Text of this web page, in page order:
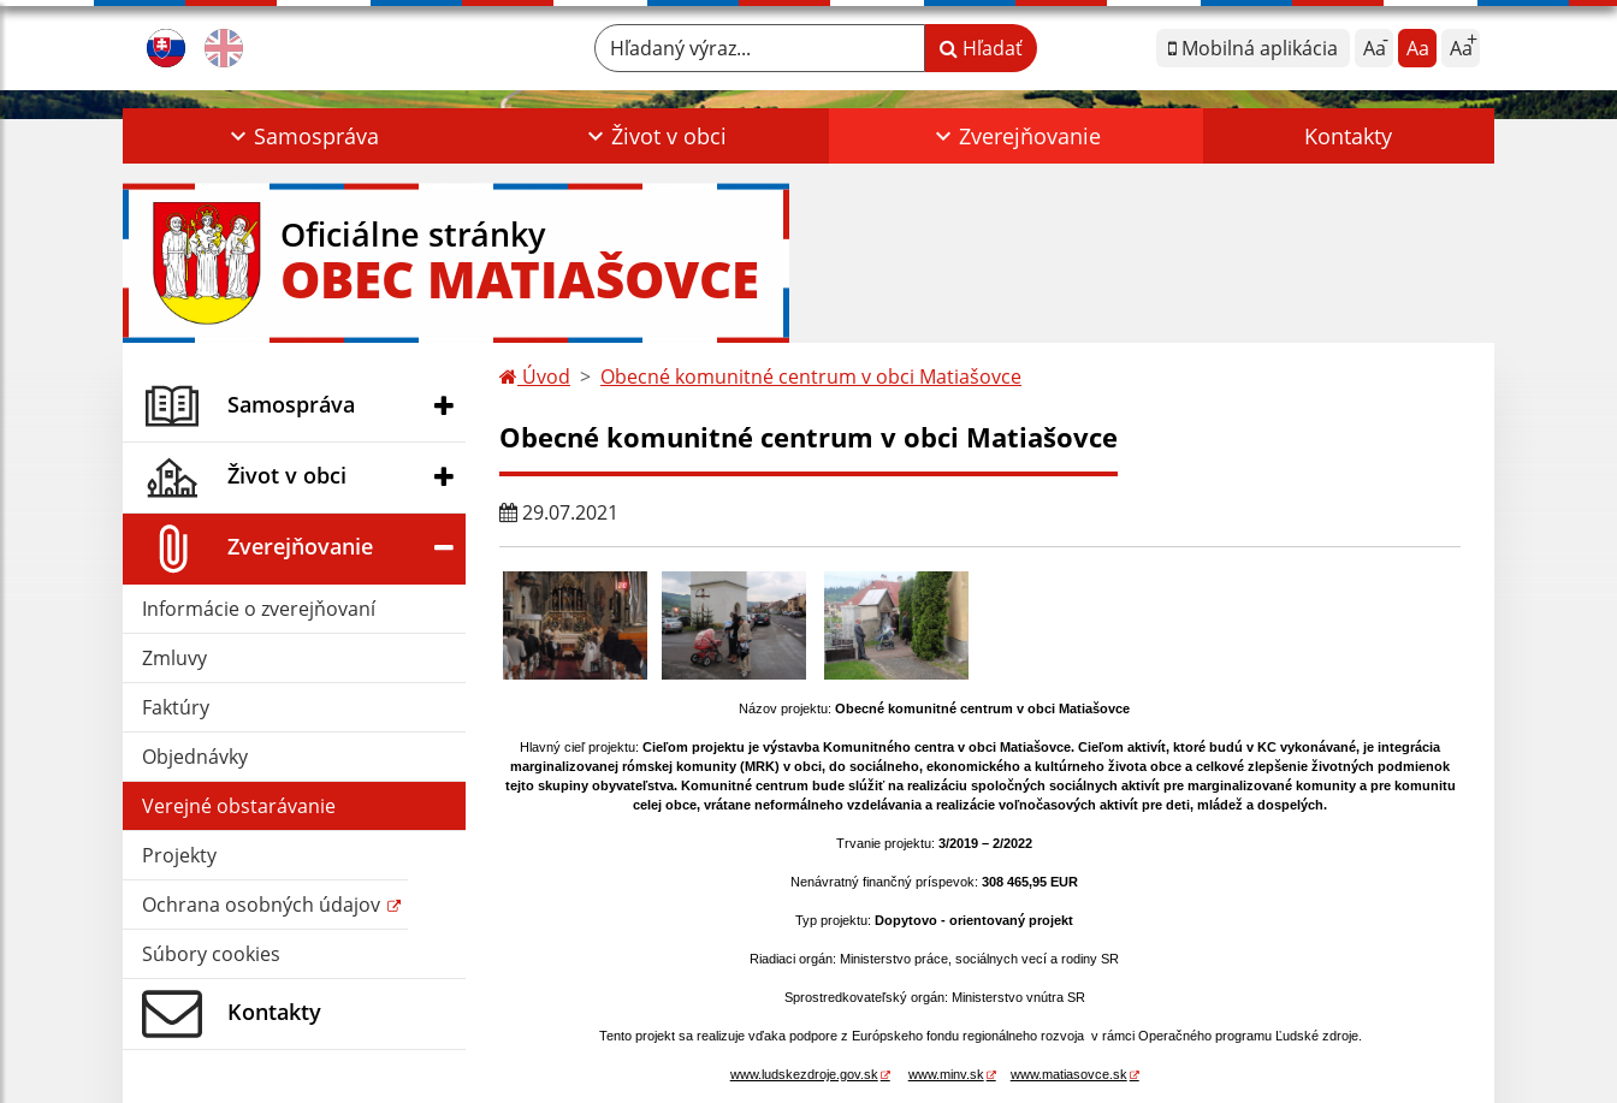
Mobilná aplikácia Aa Aa Aa
Hľadaný výraz... Hľadať
Samospráva Život v obci Zverejňovanie Kontakty
Oficiálne stránky
OBEC MATIAŠOVCE
Samospráva
Život v obci
Zverejňovanie
Informácie o zverejňovaní
Zmluvy
Faktúry
Objednávky
Verejné obstarávanie
Projekty
Ochrana osobných údajov
Súbory cookies
Kontakty
Úvod Obecné komunitné centrum v obci Matiašovce
Obecné komunitné centrum v obci Matiašovce
29.07.2021
Názov projektu: Obecné komunitné centrum v obci Matiašovce
Hlavný cieľ projektu: Cieľom projektu je výstavba Komunitného centra v obci Matiašovce. Cieľom aktivít, ktoré budú v KC vykonávané, je integrácia
marginalizovanej rómskej komunity (MRK) v obci, do sociálneho, ekonomického a kultúrneho života obce a celkové zlepšenie životných podmienok
tejto skupiny obyvateľstva. Komunitné centrum bude slúžiť na realizáciu spoločných sociálnych aktivít pre marginalizované komunity a pre komunitu
celej obce, vrátane neformálneho vzdelávania a realizácie voľnočasových aktivít pre deti, mládež a dospelých.
Trvanie projektu: 3/2019 – 2/2022
Nenávratný finančný príspevok: 308 465,95 EUR
Typ projektu: Dopytovo - orientovaný projekt
Riadiaci orgán: Ministerstvo práce, sociálnych vecí a rodiny SR
Sprostredkovateľský orgán: Ministerstvo vnútra SR
Tento projekt sa realizuje vďaka podpore z Európskeho fondu regionálneho rozvoja v rámci Operačného programu Ľudské zdroje.
www.ludskezdroje.gov.sk www.minv.sk www.matiasovce.sk